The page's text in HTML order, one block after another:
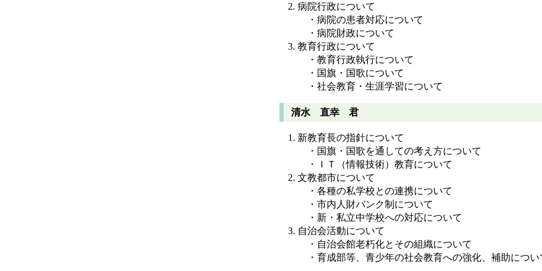
病院行政について
・病院の患者対応について
・病院財政について
教育行政について
・教育行政執行について
・国旗・国歌について
・社会教育・生涯学習について
清水 直幸 君
新教育長の指針について
・国旗・国歌を通しての考え方について
・ＩＴ（情報技術）教育について
文教都市について
・各種の私学校との連携について
・市内人財バンク制について
・新・私立中学校への対応について
自治会活動について
・自治会館老朽化とその組織について
・育成部等、青少年の社会教育への強化、補助につい